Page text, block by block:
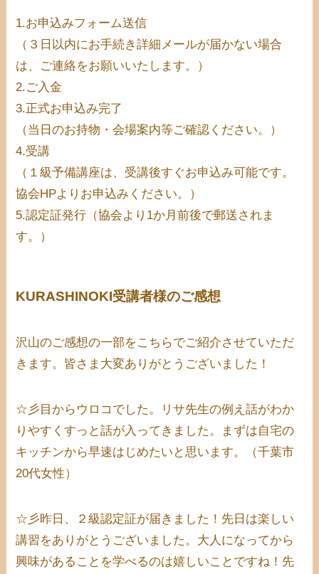
1.お申込みフォーム送信
（３日以内にお手続き詳細メールが届かない場合
は、ご連絡をお願いいたします。）
2.ご入金
3.正式お申込み完了
（当日のお持物・会場案内等ご確認ください。）
4.受講
（１級予備講座は、受講後すぐお申込み可能です。
協会HPよりお申込みください。）
5.認定証発行（協会より1か月前後で郵送されま
す。）
KURASHINOKI受講者様のご感想
沢山のご感想の一部をこちらでご紹介させていただ
きます。皆さま大変ありがとうございました！
☆彡目からウロコでした。リサ先生の例え話がわか
りやすくすっと話が入ってきました。まずは自宅の
キッチンから早速はじめたいと思います。（千葉市
20代女性）
☆彡昨日、２級認定証が届きました！先日は楽しい
講習をありがとうございました。大人になってから
興味があることを学べるのは嬉しいことですね！先